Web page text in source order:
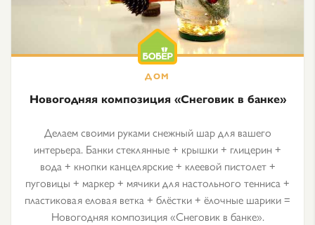
Новогодняя композиция «Снеговик в банке»
Делаем своими руками снежный шар для вашего
интерьера. Банки стеклянные + крышки + глицерин +
вода + кнопки канцелярские + клеевой пистолет +
пуговицы + маркер + мячики для настольного тенниса +
пластиковая еловая ветка + блёстки + ёлочные шарики =
Новогодняя композиция «Снеговик в банке».